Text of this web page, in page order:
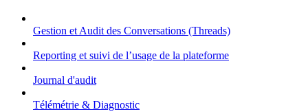
Gestion et Audit des Conversations (Threads)
Reporting et suivi de l’usage de la plateforme
Journal d'audit
Télémétrie & Diagnostic